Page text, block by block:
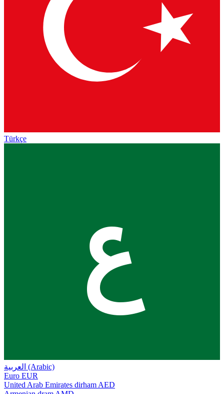
Türkçe
ع
العربية (Arabic)
Euro EUR
United Arab Emirates dirham AED